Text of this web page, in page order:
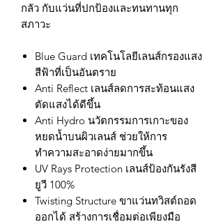
กลัว กับแว่นที่ปกป้องและทนทานทุก
สภาวะ
Blue Guard เทคโนโลยีเลนส์กรองแสง
สีฟ้าที่เป็นอันตราย
Anti Reflect เลนส์ลดการสะท้อนแสง
ตัดแสงได้ดีขึ้น
Anti Hydro นวัตกรรมการเกาะของ
หยดน้ำบนผิวเลนส์ ช่วยให้การ
ทำความสะอาดง่ายมากขึ้น
UV Rays Protection เลนส์ป้องกันรังสี
ยูวี 100%
Twisting Structure ขาแว่นทวิสต์ถอด
ออกได้ สร้างการเชื่อมต่อเพียงมือ